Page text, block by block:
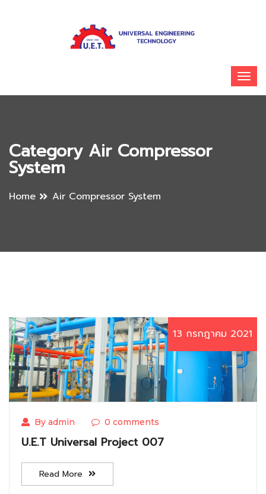
Category Air Compressor
System
Home Air Compressor System
13 กรกฎาคม 2021
By admin 0 comments
U.E.T Universal Project 007
Read More